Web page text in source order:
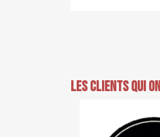
Les clients qui